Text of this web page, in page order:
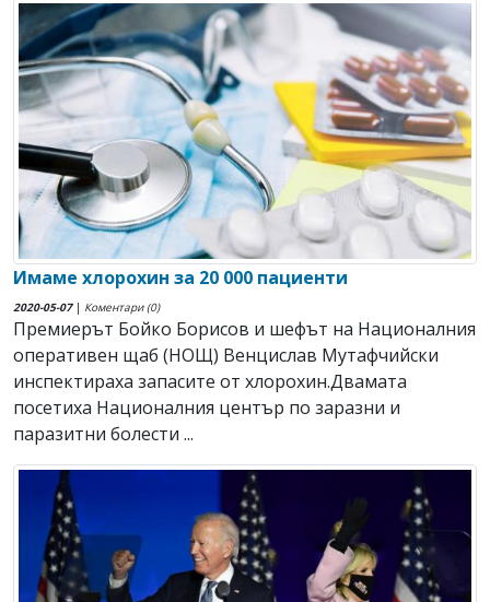
Имаме хлорохин за 20 000 пациенти
2020-05-07| Коментари (0)
Премиерът Бойко Борисов и шефът на Националния
оперативен щаб (НОЩ) Венцислав Мутафчийски
инспектираха запасите от хлорохин.Двамата
посетиха Националния център по заразни и
паразитни болести ...